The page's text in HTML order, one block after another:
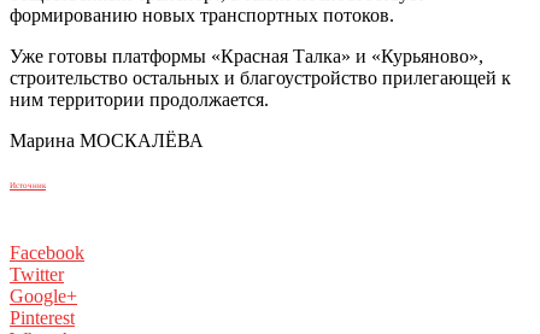
формированию новых транспортных потоков.
Уже готовы платформы «Красная Талка» и «Курьяново»,
строительство остальных и благоустройство прилегающей к
ним территории продолжается.
Марина МОСКАЛЁВА
Источник
Facebook
Twitter
Google+
Pinterest